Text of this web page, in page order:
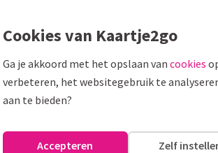
Cookies van Kaartje2go
Ga je akkoord met het opslaan van cookies
verbeteren, het websitegebruik te
aan te bieden?
Zelf
Accepteren